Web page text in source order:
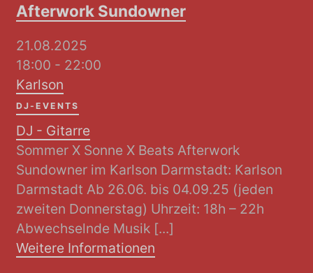
Afterwork Sundowner
21.08.2025
18:00 - 22:00
Karlson
DJ-EVENTS
DJ - Gitarre
Sommer X Sonne X Beats Afterwork
Sundowner im Karlson Darmstadt: Karlson
Darmstadt Ab 26.06. bis 04.09.25 (jeden
zweiten Donnerstag) Uhrzeit: 18h – 22h
Abwechselnde Musik [...]
Weitere Informationen